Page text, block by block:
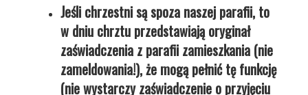
Jeśli chrzestni są spoza naszej parafii, to
w dniu chrztu przedstawiają oryginał
zaświadczenia z parafii zamieszkania (nie
zameldowania!), że mogą pełnić tę funkcję
(nie wystarczy zaświadczenie o przyjęciu